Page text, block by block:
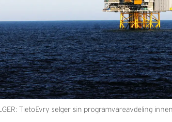
TietoEvry selger sin programvareavdeling